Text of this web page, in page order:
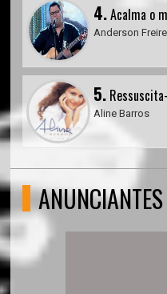
4.Acalma o
Anderson Freire
5.
Aline Barros
ANUNCIANTES